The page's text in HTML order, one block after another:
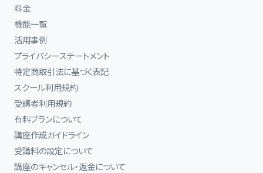
料金
機能一覧
活用事例
プライバシーステートメント
特定商取引法に基づく表記
スクール利用規約
受講者利用規約
有料プランについて
講座作成ガイドライン
受講料の設定について
講座のキャンセル・返金について